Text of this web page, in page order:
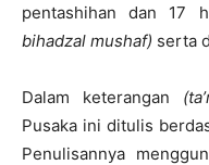
pentashihan dan 17
bihadzal mushaf) serta
Dalam keterangan
Pusaka ini ditulis
Penulisannya